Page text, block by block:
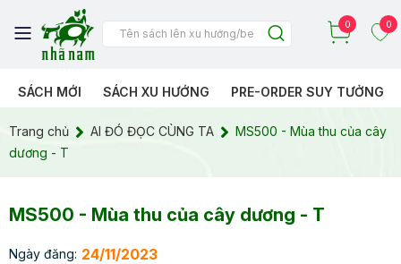
0 0
SÁCH MỚI SÁCH XU HƯỚNG PRE-ORDER SUY TƯỞNG
Trang chủ AI ĐÓ ĐỌC CÙNG TA
MS500 - Mùa thu của cây
dương - T
MS500 - Mùa thu của cây dương - T
Ngày đăng: 24/11/2023